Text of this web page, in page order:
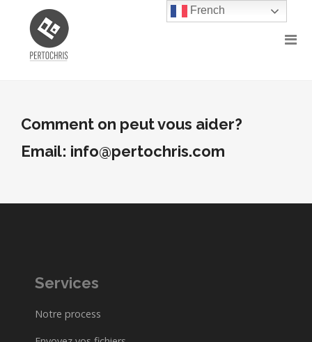
Comment on peut vous aider?
Email: info@pertochris.com
Services
Notre process
French